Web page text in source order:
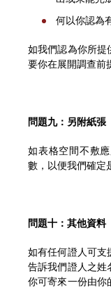
何以你認為
如我們認為你所提
要你在展開調查前
問題九：另附紙張
如表格空間不敷
數，以便我們確定
問題十：其他資料
如有任何證人可支
告訴我們證人之姓
你可寄來一份由你